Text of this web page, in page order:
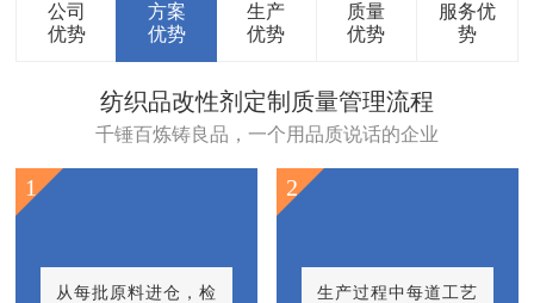
公司
优势
方案
优势
生产
优势
质量
优势
服务优
势
纺织品改性剂定制质量管理流程
千锤百炼铸良品，一个用品质说话的企业
从每批原料进仓，检
1
生产过程中每道工艺
2